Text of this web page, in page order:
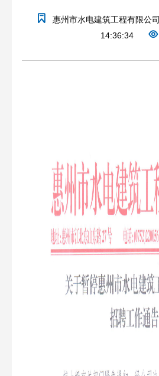
惠州市水电建筑工程有限公司
14:36:34